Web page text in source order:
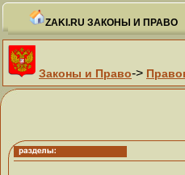
ZAKI.RU ЗАКОНЫ И ПРАВО
Законы и Право->